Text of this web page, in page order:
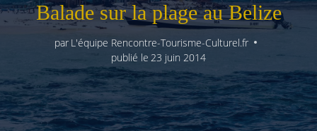
Balade sur la plage au Belize
par L'équipe Rencontre-Tourisme-Culturel.fr
publié le 23 juin 2014